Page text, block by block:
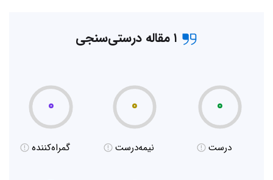
۱ مقاله درستی‌سنجی
۰
درست
۰
نیمه‌درست
۰
گمراه‌کننده